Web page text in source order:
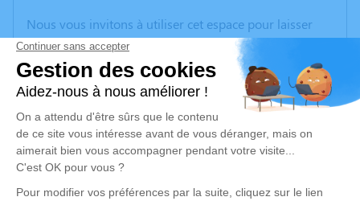
Nous vous invitons à utiliser cet espace pour laisser
vos condoléances, partager des photos souvenirs, une
anecdote ou exprimer vos pensées à travers des
poèmes ou des textes. Cet endroit est un lieu
d'expression dédié à honorer la mémoire d’Albert
GARZENA.
Un service de plantation d’arbre hommage est
disponible ici.